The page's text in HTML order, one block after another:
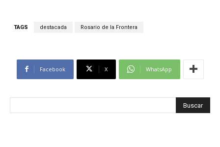
TAGS destacada Rosario de la Frontera
Facebook X WhatsApp